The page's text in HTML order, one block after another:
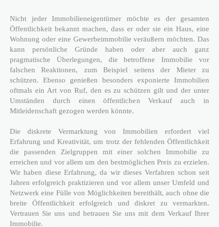
Firstimmopoint®ist eine Vertriebsorganisation für den Verkauf von
Immobilien. Als Partner von Bauträgern, Wohnbaugesellschaften
und Privatleuten organisieren wir den Verkauf von Wohnungen und
Gewerbeflächen.
WEITERLESEN
GEWINNBRINGENDE
IMMOBILIENVERKAUF
NEWS
16.SEPT.2016
Nicht jeder Immobilieneigentümer möchte es der gesamten
Öffentlichkeit bekannt machen, dass er oder sie ein Haus, eine
Wohnung oder eine Gewerbeimmobilie veräußern möchten. Das
kann persönliche Gründe haben oder aber auch ganz
pragmatische Überlegungen, die betroffene Immobilie vor
falschen Reaktionen, zum Beispiel seitens der Mieter zu
schützen. Ebenso genießen besonders exponierte Immobilien
oftmals ein Art von Ruf, den es zu schützen gilt und der unter
Umständen durch einen öffentlichen Verkauf auch in
Mitleidenschaft gezogen werden könnte.
Die diskrete Vermarktung von Immobilien erfordert viel
Erfahrung und Kreativität, um trotz der fehlenden Öffentlichkeit
die passenden Zielgruppen mit einer solchen Immobilie zu
erreichen und vor allem um den bestmöglichen Preis zu erzielen.
Wir haben diese Erfahrung, da wir dieses Verfahren schon seit
Jahren erfolgreich praktizieren und vor allem unser Umfeld und
Netzwerk eine Fülle von Möglichkeiten bereithält, auch ohne die
breite Öffentlichkeit erfolgreich und diskret zu vermarkten.
Vertrauen Sie uns und betrauen Sie uns mit dem Verkauf Ihrer
Immobilie.